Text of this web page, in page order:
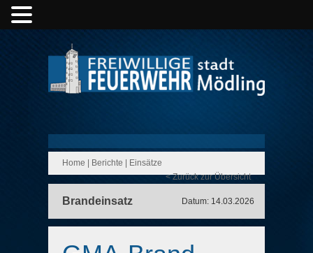
Home Berichte
Einsätze
< Zurück zur Übersicht
Brandeinsatz Datum: 14.03.2026